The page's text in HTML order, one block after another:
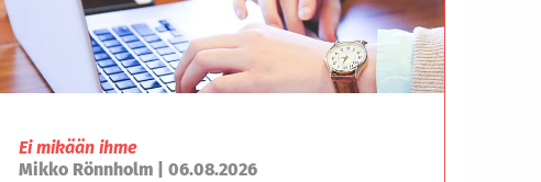
Ei mikään ihme
Mikko Rönnholm | 06.08.2026